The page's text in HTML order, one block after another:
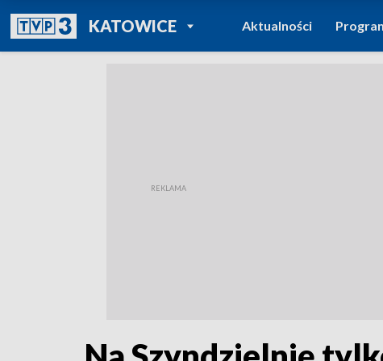
KATOWICEPOWRÓT DO
TVP REGIONY
Aktualności